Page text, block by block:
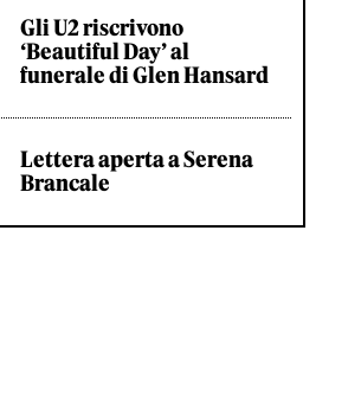
Gli U2 riscrivono
‘Beautiful Day’ al
funerale di Glen Hansard
Lettera aperta a Serena
Brancale